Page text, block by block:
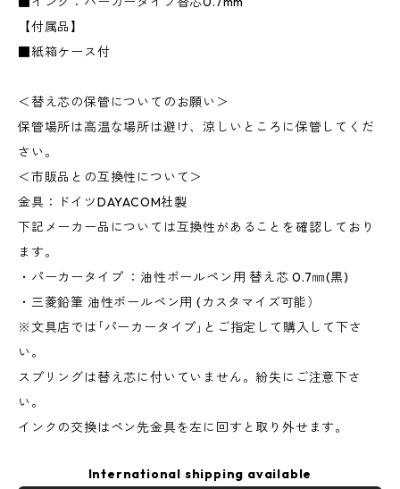
【付属品】
■紙箱ケース付
＜替え芯の保管についてのお願い＞
保管場所は高温な場所は避け、涼しいところに保管してくだ
さい。
＜市販品との互換性について＞
金具：ドイツDAYACOM社製
下記メーカー品については互換性があることを確認しており
ます。
・パーカータイプ ：油性ボールペン用 替え芯 0.7㎜(黒)
・三菱鉛筆 油性ボールペン用 (カスタマイズ可能）
※文具店では｢パーカータイプ｣とご指定して購入して下さ
い。
スプリングは替え芯に付いていません。紛失にご注意下さ
い。
インクの交換はペン先金具を左に回すと取り外せます。
International shipping available